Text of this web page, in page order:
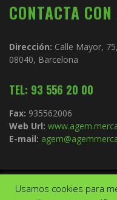
CONTACTA CON
Dirección: Calle Mayor,
08040, Barcelona
TEL: 93 556 20 00
Fax: 935562006
Web Url:
E-mail:
Copyright © 2021.AGEM.
Usamos cookies para